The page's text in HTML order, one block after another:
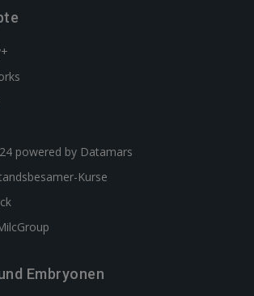
powered by Datamars
Kurse
Embryonen